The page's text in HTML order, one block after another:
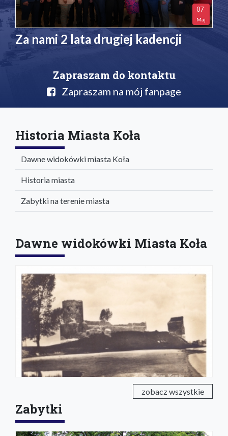
07
Maj
Za nami 2 lata drugiej kadencji
Zapraszam do kontaktu
Zapraszam na mój fanpage
Historia Miasta Koła
Dawne widokówki miasta Koła
Historia miasta
Zabytki na terenie miasta
Dawne widokówki Miasta Koła
zobacz wszystkie
Zabytki